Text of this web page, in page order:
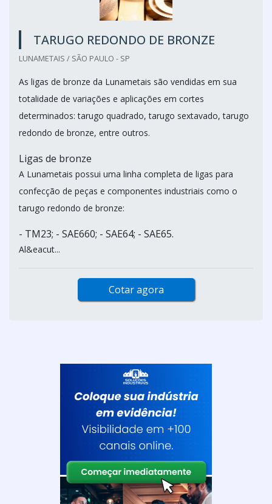
TARUGO REDONDO DE BRONZE
LUNAMETAIS / SÃO PAULO - SP
As ligas de bronze da Lunametais são vendidas em sua
totalidade de variações e aplicações em cortes
determinados: tarugo quadrado, tarugo sextavado, tarugo
redondo de bronze, entre outros.
Ligas de bronze
A Lunametais possui uma linha completa de ligas para
confecção de peças e componentes industriais como o
tarugo redondo de bronze:
- TM23; - SAE660; - SAE64; - SAE65.
Al&eacut...
Cotar agora